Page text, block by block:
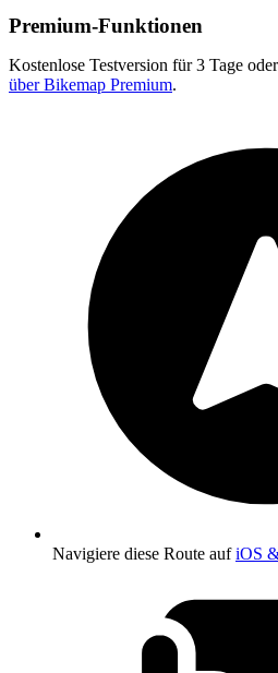
Premium-Funktionen
Kostenlose Testversion für 3 Tage
über Bikemap Premium.
Navigiere diese Route aufiOS